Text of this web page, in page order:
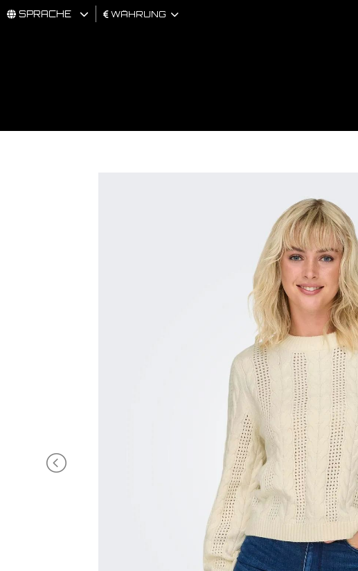
SPRACHE WÄHRUNG